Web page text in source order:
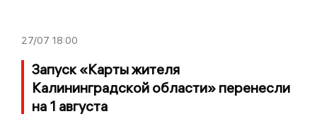
27/07 18:00
Запуск «Карты жителя
Калининградской области» перенесли
на 1 августа